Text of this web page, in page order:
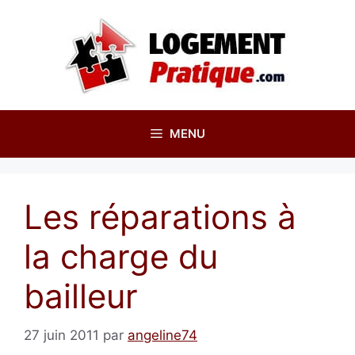
MENU
Les réparations à
la charge du
bailleur
27 juin 2011 par angeline74